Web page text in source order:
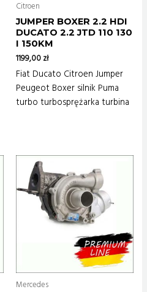
Citroen
JUMPER BOXER 2.2 HDI
DUCATO 2.2 JTD 110 130
I 150KM
1199,00zł
Fiat Ducato Citroen Jumper
Peugeot Boxer silnik Puma
turbo turbosprężarka turbina
Mercedes